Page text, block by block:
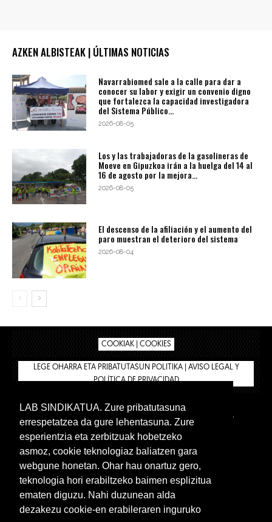
AZKEN ALBISTEAK | ÚLTIMAS NOTICIAS
Navarrabiomed sale a la calle para dar a
conocer su labor y exigir un convenio digno
que fortalezca la capacidad investigadora
del Sistema Público...
2026-08-05
Los y las trabajadoras de la gasolineras de
Moeve en Gipuzkoa irán a la huelga del 14 al
16 de agosto por la mejora...
2026-08-05
El descenso de la afiliación y el aumento del
paro muestran el deterioro del sistema
2026-08-04
COOKIAK | COOKIES
LEGE OHARRA ETA PRIBATUTASUN POLITIKA | AVISO LEGAL Y
POLÍTICA DE PRIVACIDAD
BIZILAN.EUS
TIENDA
INTRANET 🔑
Euskera Castellano
LAB SINDIKATUA. Zure pribatutasuna
errespetatzea da gure lehentasuna. Zure
esperientzia eta zerbitzuak hobetzeko
asmoz, cookie teknologiaz baliatzen gara
webgune honetan. Ohar hau onartuz gero,
teknologia hori erabiltzeko baimen esplizitua
ematen diguzu. Nahi duzunean alda
dezakezu cookie-en erabileraren inguruko